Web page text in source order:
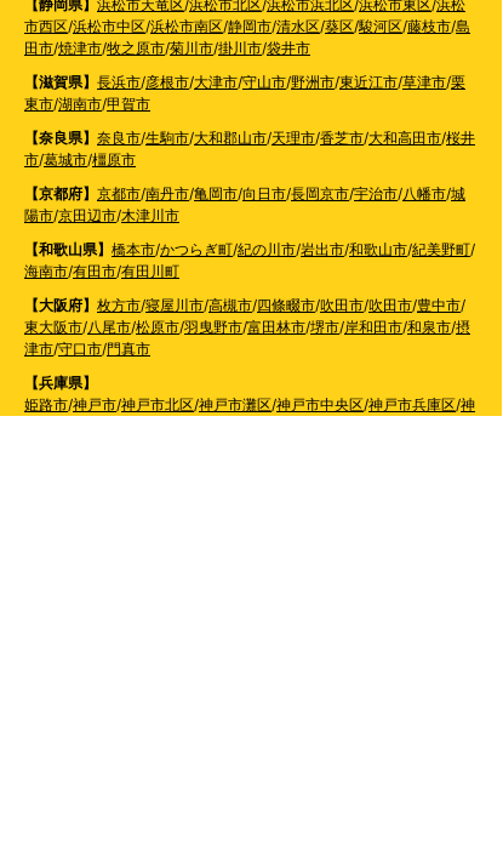
【静岡県】 浜松市天竜区/浜松市北区/浜松市浜北区/浜松市東区/浜松
市西区/浜松市中区/浜松市南区/静岡市/清水区/葵区/駿河区/藤枝市/島
田市/焼津市/牧之原市/菊川市/掛川市/袋井市
【滋賀県】 長浜市/彦根市/大津市/守山市/野洲市/東近江市/草津市/栗
東市/湖南市/甲賀市
【奈良県】 奈良市/生駒市/大和郡山市/天理市/香芝市/大和高田市/桜井
市/葛城市/橿原市
【京都府】 京都市/南丹市/亀岡市/向日市/長岡京市/宇治市/八幡市/城
陽市/京田辺市/木津川市
【和歌山県】 橋本市/かつらぎ町/紀の川市/岩出市/和歌山市/紀美野町/
海南市/有田市/有田川町
【大阪府】 枚方市/寝屋川市/高槻市/四條畷市/吹田市/吹田市/豊中市/
東大阪市/八尾市/松原市/羽曳野市/富田林市/堺市/岸和田市/和泉市/摂
津市/守口市/門真市
【兵庫県】
姫路市/神戸市/神戸市北区/神戸市灘区/神戸市中央区/神戸市兵庫区/神